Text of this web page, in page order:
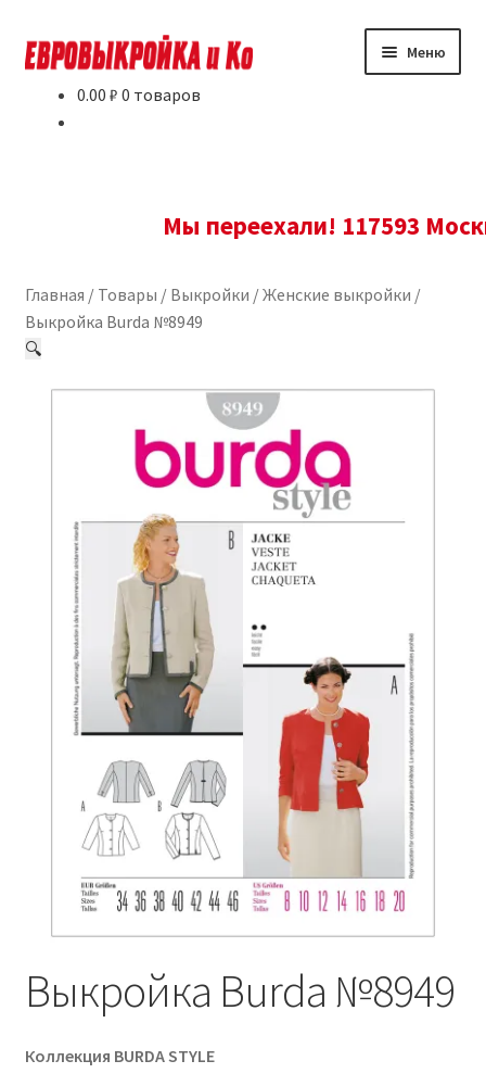
Перейти
к
навигации
Перейти
к
содержимому
Меню
Где купить?
О нас
0.00 ₽ 0 товаров
Мы переехали! 117593 Москва,
Главная / Товары / Выкройки /Женские выкройки /
Выкройка Burda №8949
🔍
Выкройка Burda №8949
Коллекция BURDA STYLE